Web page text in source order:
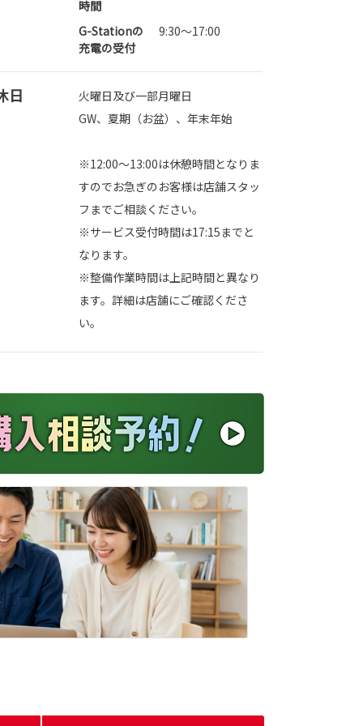
時間
G-Stationの
充電の受付
9:30～17:00
日
火曜日及び一部月曜日
GW、夏期（お盆）、年末年始
※12:00～13:00は休憩時間となりま
すのでお急ぎのお客様は店舗スタッ
フまでご相談ください。
※サービス受付時間は17:15までと
なります。
※整備作業時間は上記時間と異なり
ます。詳細は店舗にご確認くださ
い。